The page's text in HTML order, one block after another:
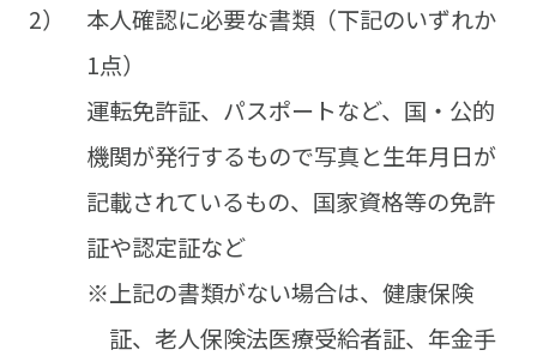
2）
本人確認に必要な書類（下記のいずれか
1点）
運転免許証、パスポートなど、国・公的
機関が発行するもので写真と生年月日が
記載されているもの、国家資格等の免許
証や認定証など
※上記の書類がない場合は、健康保険
証、老人保険法医療受給者証、年金手